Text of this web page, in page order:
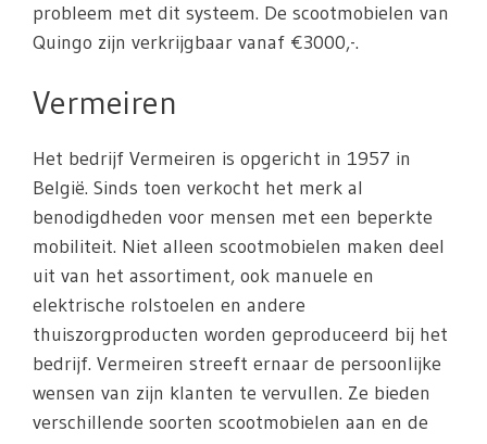
probleem met dit systeem. De scootmobielen van
Quingo zijn verkrijgbaar vanaf €3000,-.
Vermeiren
Het bedrijf Vermeiren is opgericht in 1957 in
België. Sinds toen verkocht het merk al
benodigdheden voor mensen met een beperkte
mobiliteit. Niet alleen scootmobielen maken deel
uit van het assortiment, ook manuele en
elektrische rolstoelen en andere
thuiszorgproducten worden geproduceerd bij het
bedrijf. Vermeiren streeft ernaar de persoonlijke
wensen van zijn klanten te vervullen. Ze bieden
verschillende soorten scootmobielen aan en de